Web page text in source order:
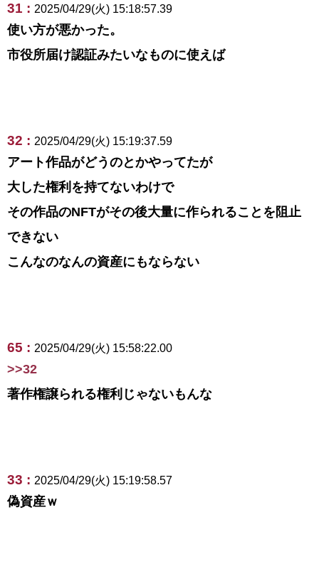
31 : 2025/04/29(火) 15:18:57.39
使い方が悪かった。
市役所届け認証みたいなものに使えば
32 : 2025/04/29(火) 15:19:37.59
アート作品がどうのとかやってたが
大した権利を持てないわけで
その作品のNFTがその後大量に作られることを阻止
できない
こんなのなんの資産にもならない
65 : 2025/04/29(火) 15:58:22.00
>>32
著作権譲られる権利じゃないもんな
33 : 2025/04/29(火) 15:19:58.57
偽資産ｗ